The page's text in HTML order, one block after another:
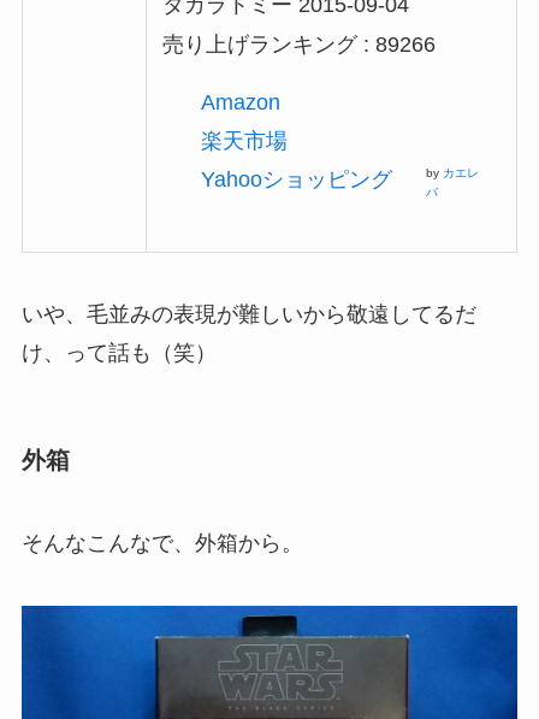
売り上げランキング : 89266
Amazon
楽天市場
Yahooショッピング
by カエレ
バ
いや、毛並みの表現が難しいから敬遠してるだ
け、って話も（笑）
外箱
そんなこんなで、外箱から。